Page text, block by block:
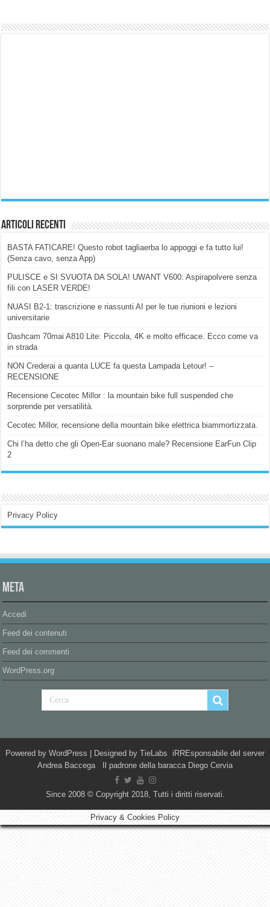
Articoli Recenti
BASTA FATICARE! Questo robot tagliaerba lo appoggi e fa tutto lui!
(Senza cavo, senza App)
PULISCE e SI SVUOTA DA SOLA! UWANT V600: Aspirapolvere senza
fili con LASER VERDE!
NUASI B2-1: trascrizione e riassunti AI per le tue riunioni e lezioni
universitarie
Dashcam 70mai A810 Lite: Piccola, 4K e molto efficace. Ecco come va
in strada
NON Crederai a quanta LUCE fa questa Lampada Letour! –
RECENSIONE
Recensione Cecotec Millor : la mountain bike full suspended che
sorprende per versatilità.
Cecotec Millor, recensione della mountain bike elettrica biammortizzata.
Chi l’ha detto che gli Open-Ear suonano male? Recensione EarFun Clip
2
Privacy Policy
Meta
Accedi
Feed dei contenuti
Feed dei commenti
WordPress.org
Powered by WordPress | Designed by TieLabs iRREsponsabile del server
Andrea Baccega Il padrone della baracca Diego Cervia
Since 2008 © Copyright 2018, Tutti i diritti riservati.
Privacy & Cookies Policy